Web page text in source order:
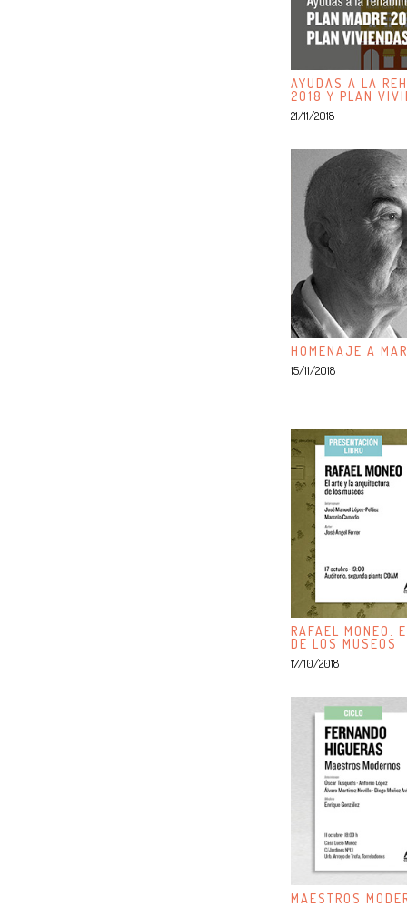
AYUDAS A LA
2018 Y PLAN
21/11/2018
HOMENAJE A
15/11/2018
RAFAEL MONEO.
DE LOS MUSEOS
17/10/2018
MAESTROS